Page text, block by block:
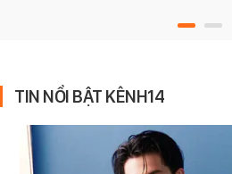
TIN NỔI BẬT KÊNH14